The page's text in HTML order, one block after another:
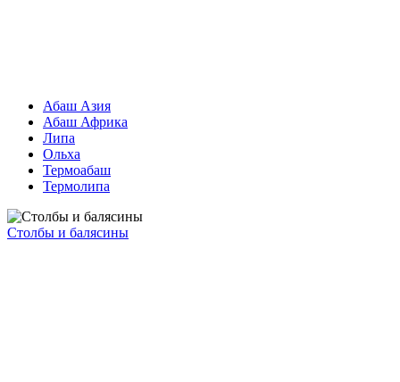
Абаш Азия
Абаш Африка
Липа
Ольха
Термоабаш
Термолипа
Столбы и балясины